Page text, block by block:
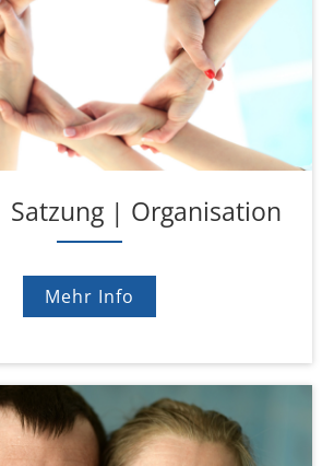
| Organisation
Mehr Info